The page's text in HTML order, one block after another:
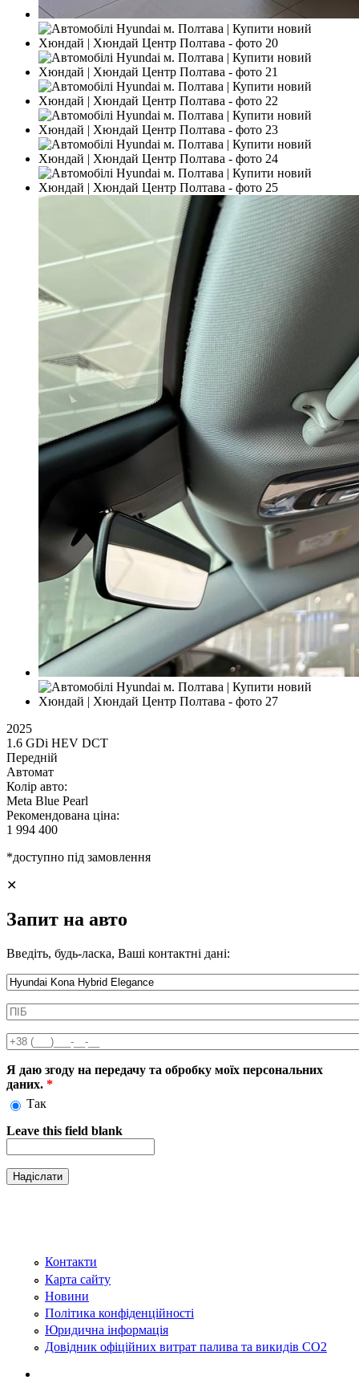
2025
1.6 GDi HEV DCT
Передній
Автомат
Колір авто:
Meta Blue Pearl
Рекомендована ціна:
1 994 400
*доступно під замовлення
✕
Запит на авто
Введіть, будь-ласка, Ваші контактні дані:
Информація про автомобіль
ПІБ
Телефон
Я даю згоду на передачу та обробку моїх персональних
даних. *
Так
Leave this field blank
Контакти
Карта сайту
Новини
Політика конфіденційності
Юридична інформація
Довідник офіційних витрат палива та викидів СО2